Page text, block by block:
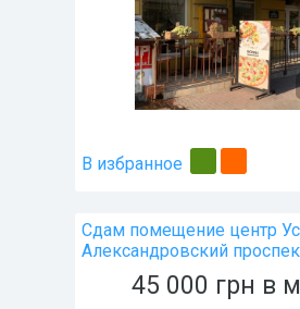
В избранное
Сдам помещение центр
Александровский
45 000 грн в